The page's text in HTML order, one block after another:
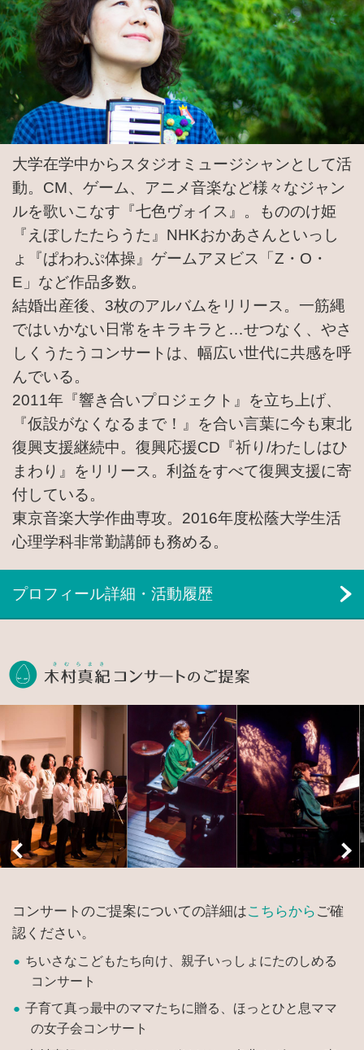
大学在学中からスタジオミュージシャンとして活
動。CM、ゲーム、アニメ音楽など様々なジャン
ルを歌いこなす『七色ヴォイス』。もののけ姫
『えぼしたたらうた』NHKおかあさんといっし
ょ『ぱわわぷ体操』ゲームアヌビス「Z・O・
E」など作品多数。
結婚出産後、3枚のアルバムをリリース。一筋縄
ではいかない日常をキラキラと…せつなく、やさ
しくうたうコンサートは、幅広い世代に共感を呼
んでいる。
2011年『響き合いプロジェクト』を立ち上げ、
『仮設がなくなるまで！』を合い言葉に今も東北
復興支援継続中。復興応援CD『祈り/わたしはひ
まわり』をリリース。利益をすべて復興支援に寄
付している。
東京音楽大学作曲専攻。2016年度松蔭大学生活
心理学科非常勤講師も務める。
プロフィール詳細・活動履歴
コンサートのご提案についての詳細はこちらから ご確
認ください。
ちいさなこどもたち向け、親子いっしょにたのしめる
コンサート
子育て真っ最中のママたちに贈る、ほっとひと息ママ
の女子会コンサート